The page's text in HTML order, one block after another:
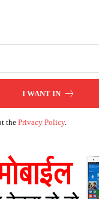
I WANT IN
thePrivacy Policy.